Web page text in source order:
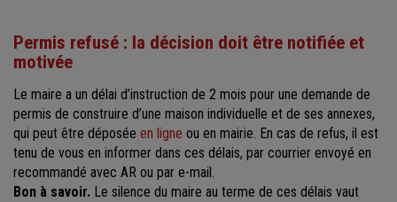
Permis refusé : la décision doit être notifiée et
motivée
Le maire a un délai d’instruction de 2 mois pour une demande de
permis de construire d’une maison individuelle et de ses annexes,
qui peut être déposée en ligne ou en mairie. En cas de refus, il est
tenu de vous en informer dans ces délais, par courrier envoyé en
recommandé avec AR ou par e-mail.
Bon à savoir. Le silence du maire au terme de ces délais vaut